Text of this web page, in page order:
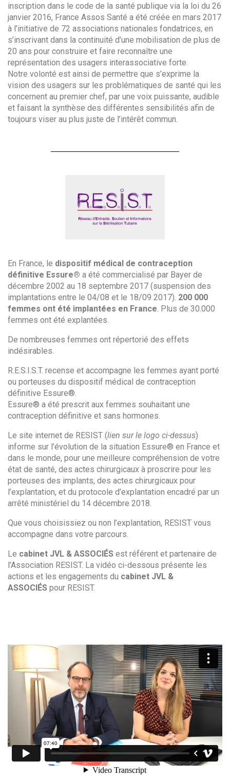
inscription dans le code de la santé publique via la loi du 26
janvier 2016, France Assos Santé a été créée en mars 2017
à l’initiative de 72 associations nationales fondatrices, en
s’inscrivant dans la continuité d’une mobilisation de plus de
20 ans pour construire et faire reconnaître une
représentation des usagers interassociative forte.
Notre volonté est ainsi de permettre que s’exprime la
vision des usagers sur les problématiques de santé qui les
concernent au premier chef, par une voix puissante, audible
et faisant la synthèse des différentes sensibilités afin de
toujours viser au plus juste de l’intérêt commun.
En France, le dispositif médical de contraception
définitive Essure® a été commercialisé par Bayer de
décembre 2002 au 18 septembre 2017 (suspension des
implantations entre le 04/08 et le 18/09 2017). 200 000
femmes ont été implantées en France . Plus de 30.000
femmes ont été explantées.
De nombreuses femmes ont répertorié des effets
indésirables.
R.E.S.I.S.T. recense et accompagne les femmes ayant porté
ou porteuses du dispositif médical de contraception
définitive Essure®.
Essure® a été prescrit aux femmes souhaitant une
contraception définitive et sans hormones.
Le site internet de RESIST (lien sur le logo ci-dessus)
informe sur l’évolution de la situation Essure® en France et
dans le monde, pour une meilleure compréhension de votre
état de santé, des actes chirurgicaux à proscrire pour les
porteuses des implants, des actes chirurgicaux pour
l’explantation, et du protocole d’explantation encadré par un
arrêté ministériel du 14 décembre 2018.
Que vous choisissiez ou non l’explantation, RESIST vous
accompagne dans votre parcours.
Le cabinet JVL & ASSOCIÉS est référent et partenaire de
l’Association RESIST. La vidéo ci-dessous présente les
actions et les engagements du cabinet JVL &
ASSOCIÉS pour RESIST.